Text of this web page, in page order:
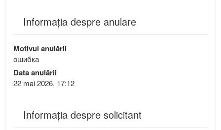
Informația despre anulare
Motivul anulării
ошибка
Data anulării
22 mai 2026, 17:12
Informaţia despre solicitant